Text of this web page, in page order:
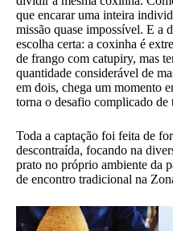
que encarar uma inteira
missão quase impossível. E a
escolha certa: a coxinha é
de frango com catupiry, mas
quantidade considerável de
em dois, chega um momento
torna o desafio complicado de
Toda a captação foi feita de
descontraída, focando na
prato no próprio ambiente da
de encontro tradicional na